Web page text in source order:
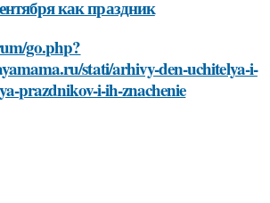
как праздник
go.php?
stati/arhivy-den-uchitelya-i-
prazdnikov-i-ih-znachenie